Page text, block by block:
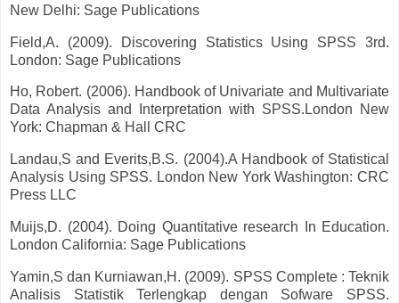
New Delhi: Sage Publications
Field,A. (2009). Discovering Statistics Using SPSS 3rd.
London: Sage Publications
Ho, Robert. (2006). Handbook of Univariate and Multivariate
Data Analysis and Interpretation with SPSS.London New
York: Chapman & Hall CRC
Landau,S and Everits,B.S. (2004).A Handbook of Statistical
Analysis Using SPSS. London New York Washington: CRC
Press LLC
Muijs,D. (2004). Doing Quantitative research In Education.
London California: Sage Publications
Yamin,S dan Kurniawan,H. (2009). SPSS Complete : Teknik
Analisis Statistik Terlengkap dengan Sofware SPSS.